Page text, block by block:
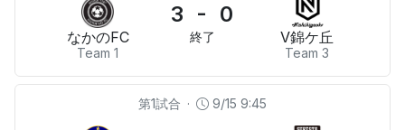
なかのFC
Team 1
3 - 0
終了 V錦ケ丘
Team 3
第1試合 · 9/15 9:45